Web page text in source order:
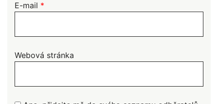
E-mail *
Webová stránka